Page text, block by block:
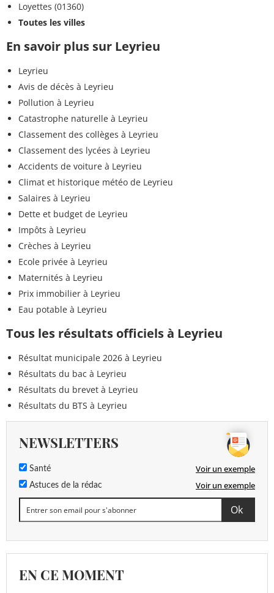
Loyettes (01360)
Toutes les villes
En savoir plus sur Leyrieu
Leyrieu
Avis de décès à Leyrieu
Pollution à Leyrieu
Catastrophe naturelle à Leyrieu
Classement des collèges à Leyrieu
Classement des lycées à Leyrieu
Accidents de voiture à Leyrieu
Climat et historique météo de Leyrieu
Salaires à Leyrieu
Dette et budget de Leyrieu
Impôts à Leyrieu
Crèches à Leyrieu
Ecole privée à Leyrieu
Maternités à Leyrieu
Prix immobilier à Leyrieu
Eau potable à Leyrieu
Tous les résultats officiels à Leyrieu
Résultat municipale 2026 à Leyrieu
Résultats du bac à Leyrieu
Résultats du brevet à Leyrieu
Résultats du BTS à Leyrieu
NEWSLETTERS
Santé Voir un exemple
Astuces de la rédac Voir un exemple
EN CE MOMENT